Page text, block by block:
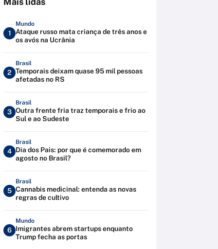
1
Mundo
Ataque russo mata criança de três anos e
os avós na Ucrânia
2
Brasil
Temporais deixam quase 95 mil pessoas
afetadas no RS
3
Brasil
Outra frente fria traz temporais e frio ao
Sul e ao Sudeste
4
Brasil
Dia dos Pais: por que é comemorado em
agosto no Brasil?
5
Brasil
Cannabis medicinal: entenda as novas
regras de cultivo
6
Mundo
Imigrantes abrem startups enquanto
Trump fecha as portas